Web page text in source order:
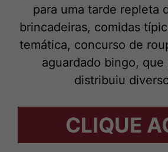
para uma tarde repleta
brincadeiras, comidas
temática, concurso de
aguardado bingo, que
distribuiu
CLIQUE